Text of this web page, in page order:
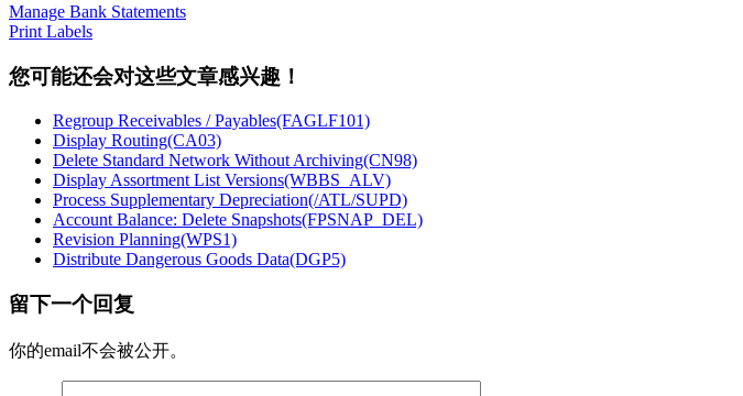
Manage Bank Statements
Print Labels
您可能还会对这些文章感兴趣！
Regroup Receivables / Payables(FAGLF101)
Display Routing(CA03)
Delete Standard Network Without Archiving(CN98)
Display Assortment List Versions(WBBS_ALV)
Process Supplementary Depreciation(/ATL/SUPD)
Account Balance: Delete Snapshots(FPSNAP_DEL)
Revision Planning(WPS1)
Distribute Dangerous Goods Data(DGP5)
留下一个回复
你的email不会被公开。